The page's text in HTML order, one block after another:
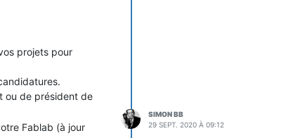
projets pour
ou de président de
Fablab (à jour
SIMON BB
29 SEPT. 2020 À 09:12